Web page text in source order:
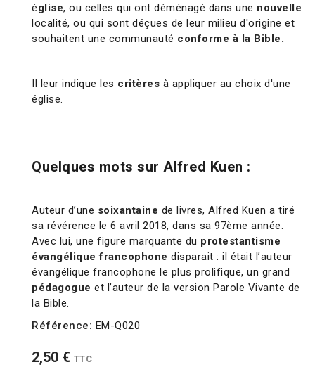
église, ou celles qui ont déménagé dans une nouvelle
localité, ou qui sont déçues de leur milieu d'origine et
souhaitent une communauté conforme à la Bible.
Il leur indique les critères à appliquer au choix d'une
église.
Quelques mots sur Alfred Kuen :
Auteur d’une soixantaine de livres, Alfred Kuen a tiré
sa révérence le 6 avril 2018, dans sa 97ème année.
Avec lui, une figure marquante du protestantisme
évangélique francophone disparait : il était l’auteur
évangélique francophone le plus prolifique, un grand
pédagogue et l’auteur de la version Parole Vivante de
la Bible.
Référence: EM-Q020
2,50 € TTC